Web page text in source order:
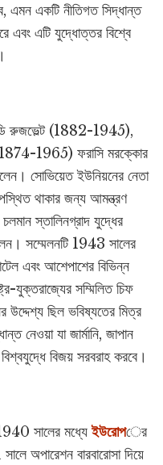
এমন একটি নীতিগত সিদ্ধান্ত
এবং এটি যুদ্ধোত্তর বিশ্বে
ডি রুজভেল্ট (1882-1945),
(1874-1965) ফরাসি মরক্কোর
সোভিয়েত ইউনিয়নের নেতা
থাকার জন্য আমন্ত্রণ
স্তালিনগ্রাদ যুদ্ধের
সম্মেলনটি 1943 সালের
এবং আশেপাশের বিভিন্ন
যুক্তরাজ্যের সম্মিলিত চিফ
ছিল ভবিষ্যতের মিত্র
নেওয়া যা জার্মানি, জাপান
বিজয় সরবরাহ করবে।
1940 সালের মধ্যেইউরোপের
অপারেশন বারবারোসা দিয়ে